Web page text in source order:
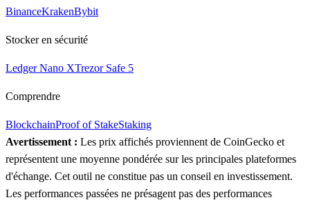
BinanceKrakenBybit
Stocker en sécurité
Ledger Nano XTrezor Safe 5
Comprendre
BlockchainProof of StakeStaking
Avertissement : Les prix affichés proviennent de CoinGecko et
représentent une moyenne pondérée sur les principales plateformes
d'échange. Cet outil ne constitue pas un conseil en investissement.
Les performances passées ne présagent pas des performances